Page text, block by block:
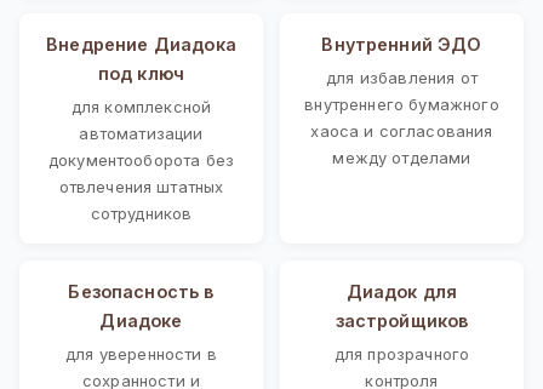
Внедрение Диадока
под ключ
для комплексной
автоматизации
документооборота без
отвлечения штатных
сотрудников
Внутренний ЭДО
для избавления от
внутреннего бумажного
хаоса и согласования
между отделами
Безопасность в
Диадоке
для уверенности в
сохранности и
Диадок для
застройщиков
для прозрачного
контроля